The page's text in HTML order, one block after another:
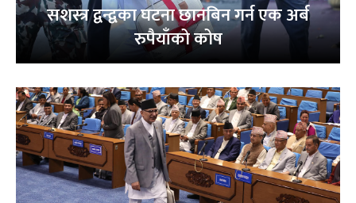
सशस्त्र द्वन्द्वका घटना छानबिन गर्न एक अर्ब
रुपैयाँको कोष